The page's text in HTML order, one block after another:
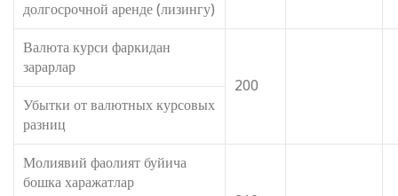
долгосрочной аренде (лизингу)
Валюта курси фаркидан
зарарлар
200
Убытки от валютных курсовых
разниц
Молиявий фаолият буйича
бошка харажатлар